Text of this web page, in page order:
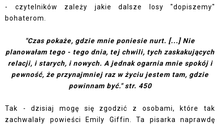
- czytelników zależy jakie dalsze losy "dopiszemy"
bohaterom.
"Czas pokaże, gdzie mnie poniesie nurt. [...] Nie
planowałam tego - tego dnia, tej chwili, tych zaskakujących
relacji, i starych, i nowych. A jednak ogarnia mnie spokój i
pewność, że przynajmniej raz w życiu jestem tam, gdzie
powinnam być." str. 450
Tak - dzisiaj mogę się zgodzić z osobami, które tak
zachwalały powieści Emily Giffin. Ta pisarka naprawdę